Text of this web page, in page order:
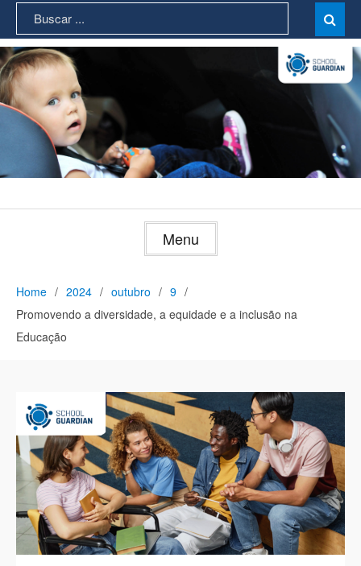
content
Search
for:

Menu
Home 2024 outubro
9
Promovendo a diversidade, a equidade e a inclusão na
Educação